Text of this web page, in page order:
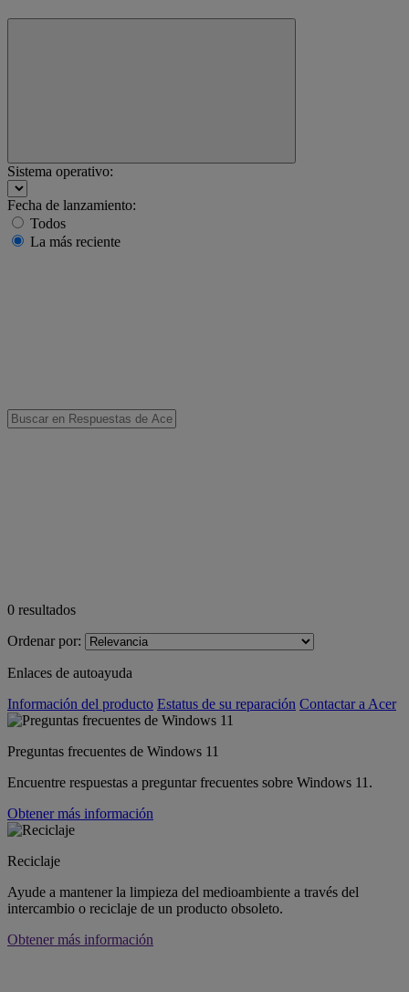
Sistema operativo:
Fecha de lanzamiento:
Todos
La más reciente
0 resultados
Ordenar por:
Enlaces de autoayuda
Información del producto Estatus de su reparación Contactar a Acer
Preguntas frecuentes de Windows 11
Encuentre respuestas a preguntar frecuentes sobre Windows 11.
Obtener más información
Reciclaje
Ayude a mantener la limpieza del medioambiente a través del
intercambio o reciclaje de un producto obsoleto.
Obtener más información